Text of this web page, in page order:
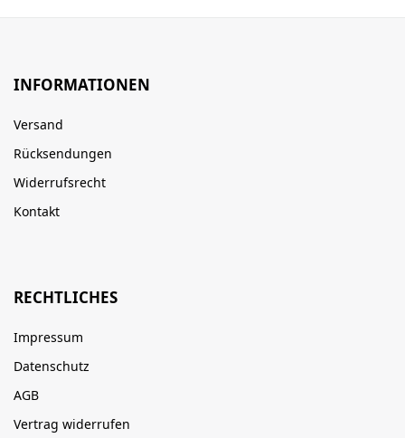
INFORMATIONEN
Versand
Rücksendungen
Widerrufsrecht
Kontakt
RECHTLICHES
Impressum
Datenschutz
AGB
Vertrag widerrufen